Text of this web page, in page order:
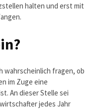
halten und erst mit
wahrscheinlich fragen, ob
im Zuge eine
An dieser Stelle sei
jedes Jahr